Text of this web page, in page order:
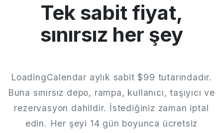
Tek sabit fiyat,
sınırsız her şey
LoadingCalendar aylık sabit $99 tutarındadır.
Buna sınırsız depo, rampa, kullanıcı, taşıyıcı ve
rezervasyon dahildir. İstediğiniz zaman iptal
edin. Her şeyi 14 gün boyunca ücretsiz